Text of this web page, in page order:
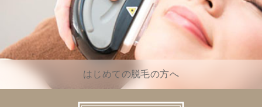
はじめての脱毛の方へ